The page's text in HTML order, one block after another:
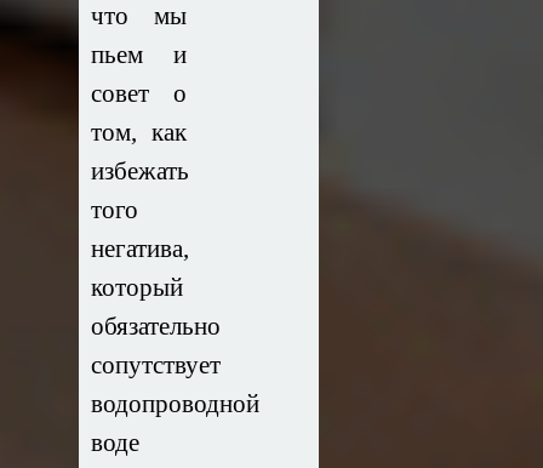
что мы
пьем и
совет о
том, как
избежать
того
негатива,
который
обязательно
сопутствует
водопроводной
воде